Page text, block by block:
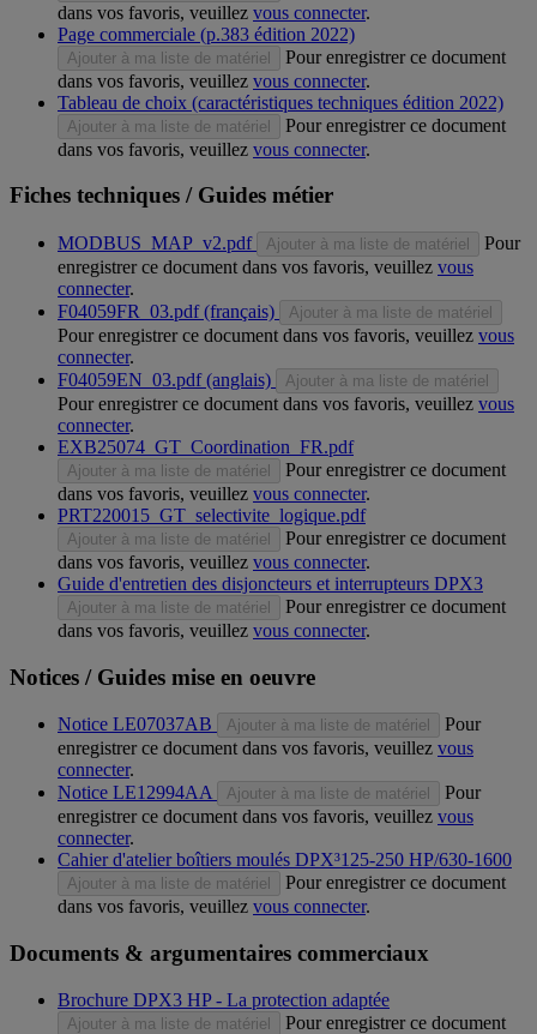
dans vos favoris, veuillez vous connecter.
Page commerciale (p.383 édition 2022)
Ajouter à ma liste de matériel
Pour enregistrer ce document
dans vos favoris, veuillez vous connecter.
Tableau de choix (caractéristiques techniques édition 2022)
Ajouter à ma liste de matériel
Pour enregistrer ce document
dans vos favoris, veuillez vous connecter.
Fiches techniques / Guides métier
MODBUS_MAP_v2.pdf Ajouter à ma liste de matériel
Pour
enregistrer ce document dans vos favoris, veuillez vous
connecter.
F04059FR_03.pdf (français)
Ajouter à ma liste de matériel
Pour enregistrer ce document dans vos favoris, veuillez vous
connecter.
F04059EN_03.pdf (anglais)
Ajouter à ma liste de matériel
Pour enregistrer ce document dans vos favoris, veuillez vous
connecter.
EXB25074_GT_Coordination_FR.pdf
Ajouter à ma liste de matériel
Pour enregistrer ce document
dans vos favoris, veuillez vous connecter.
PRT220015_GT_selectivite_logique.pdf
Ajouter à ma liste de matériel
Pour enregistrer ce document
dans vos favoris, veuillez vous connecter.
Guide d'entretien des disjoncteurs et interrupteurs DPX3
Ajouter à ma liste de matériel
Pour enregistrer ce document
dans vos favoris, veuillez vous connecter.
Notices / Guides mise en oeuvre
Notice LE07037AB Ajouter à ma liste de matériel
Pour
enregistrer ce document dans vos favoris, veuillez vous
connecter.
Notice LE12994AA
Ajouter à ma liste de matériel
Pour
enregistrer ce document dans vos favoris, veuillez vous
connecter.
Cahier d'atelier boîtiers moulés DPX³125-250 HP/630-1600
Ajouter à ma liste de matériel
Pour enregistrer ce document
dans vos favoris, veuillez vous connecter.
Documents & argumentaires commerciaux
Brochure DPX3 HP - La protection adaptée
Ajouter à ma liste de matériel
Pour enregistrer ce document